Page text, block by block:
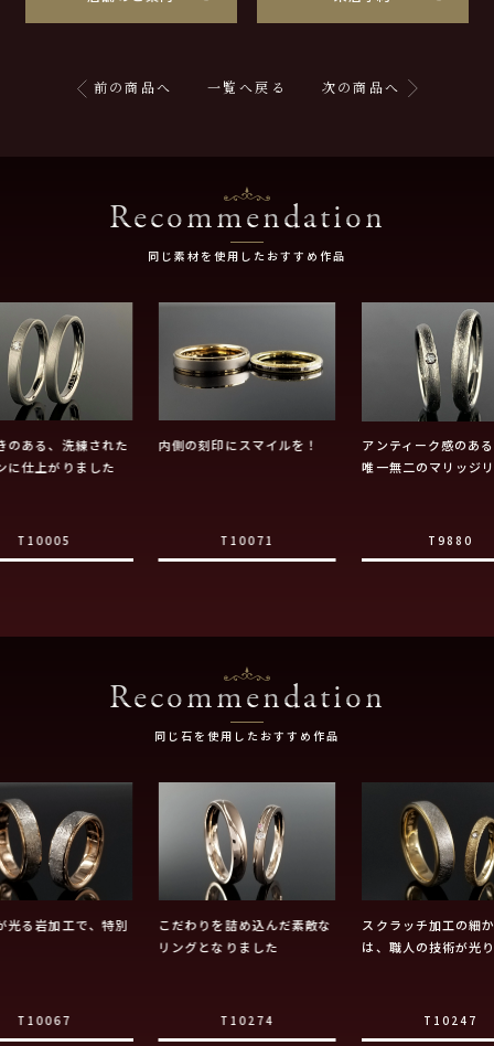
前の商品へ 一覧へ戻る 次の商品へ
Recommendation
同じ素材を使用したおすすめ作品
のある、洗練された
に仕上がりました
T10005
内側の刻印にスマイルを！
T10071
アンティーク感のあ
唯一無二のマリッジ
T9880
Recommendation
同じ石を使用したおすすめ作品
光る岩加工で、特別
T10067
こだわりを詰め込んだ素敵な
リングとなりました
T10274
スクラッチ加工の細
は、職人の技術が光
T10247